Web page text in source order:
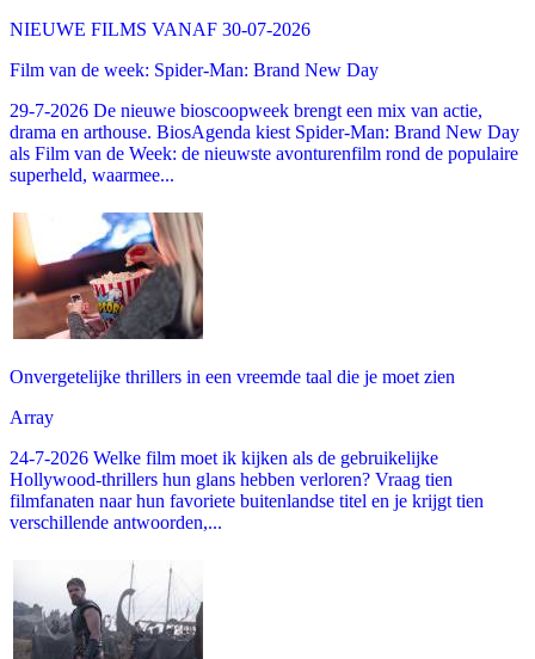
NIEUWE FILMS VANAF 30-07-2026
Film van de week: Spider-Man: Brand New Day
29-7-2026 De nieuwe bioscoopweek brengt een mix van actie,
drama en arthouse. BiosAgenda kiest Spider-Man: Brand New Day
als Film van de Week: de nieuwste avonturenfilm rond de populaire
superheld, waarmee...
Onvergetelijke thrillers in een vreemde taal die je moet zien
Array
24-7-2026 Welke film moet ik kijken als de gebruikelijke
Hollywood-thrillers hun glans hebben verloren? Vraag tien
filmfanaten naar hun favoriete buitenlandse titel en je krijgt tien
verschillende antwoorden,...